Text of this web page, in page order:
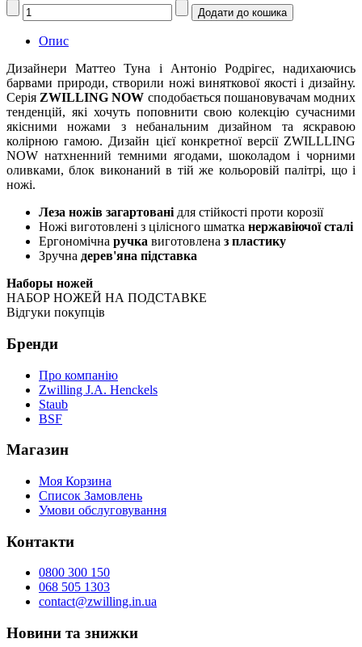
Опис
Дизайнери Маттео Туна і Антоніо Родрігес, надихаючись
барвами природи, створили ножі виняткової якості і дизайну.
Серія ZWILLING NOW сподобається пошановувачам модних
тенденцій, які хочуть поповнити свою колекцію сучасними
якісними ножами з небанальним дизайном та яскравою
колірною гамою. Дизайн цієї конкретної версії ZWILLLING
NOW натхненний темними ягодами, шоколадом і чорними
оливками, блок виконаний в тій же кольоровій палітрі, що і
ножі.
Леза ножів загартовані для стійкості проти корозії
Ножі виготовлені з цілісного шматка нержавіючої сталі
Ергономічна ручка виготовлена з пластику
Зручна дерев'яна підставка
Наборы ножей
НАБОР НОЖЕЙ НА ПОДСТАВКЕ
Відгуки покупців
Бренди
Про компанію
Zwilling J.A. Henckels
Staub
BSF
Магазин
Моя Корзина
Список Замовлень
Умови обслуговування
Контакти
0800 300 150
068 505 1303
contact@zwilling.in.ua
Новини та знижки